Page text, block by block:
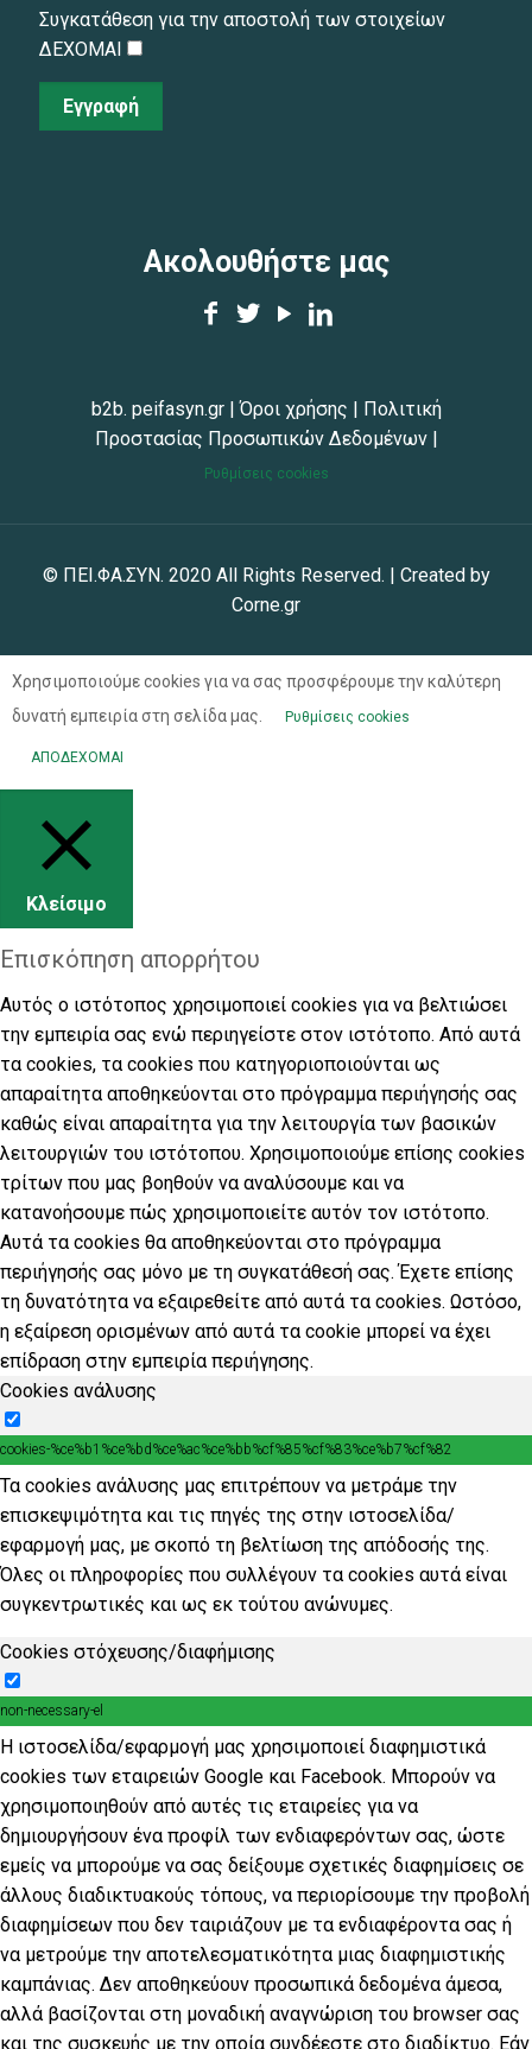
Συγκατάθεση για την αποστολή των στοιχείων
ΔΕΧΟΜΑΙ
Εγγραφή
Ακολουθήστε μας
b2b. peifasyn.gr|Όροι χρήσης | Πολιτική
Προστασίας Προσωπικών Δεδομένων|
Ρυθμίσεις cookies
© ΠΕΙ.ΦΑ.ΣΥΝ. 2020 All Rights Reserved. | Created by
Corne.gr
Χρησιμοποιούμε cookies για να σας προσφέρουμε την καλύτερη
δυνατή εμπειρία στη σελίδα μας.
Ρυθμίσεις cookies
ΑΠΟΔΕΧΟΜΑΙ
Κλείσιμο
Επισκόπηση απορρήτου
Αυτός ο ιστότοπος χρησιμοποιεί cookies για να βελτιώσει
την εμπειρία σας ενώ περιηγείστε στον ιστότοπο. Από αυτά
τα cookies, τα cookies που κατηγοριοποιούνται ως
απαραίτητα αποθηκεύονται στο πρόγραμμα περιήγησής σας
καθώς είναι απαραίτητα για την λειτουργία των βασικών
λειτουργιών του ιστότοπου. Χρησιμοποιούμε επίσης cookies
τρίτων που μας βοηθούν να αναλύσουμε και να
κατανοήσουμε πώς χρησιμοποιείτε αυτόν τον ιστότοπο.
Αυτά τα cookies θα αποθηκεύονται στο πρόγραμμα
περιήγησής σας μόνο με τη συγκατάθεσή σας. Έχετε επίσης
τη δυνατότητα να εξαιρεθείτε από αυτά τα cookies. Ωστόσο,
η εξαίρεση ορισμένων από αυτά τα cookie μπορεί να έχει
επίδραση στην εμπειρία περιήγησης.
Cookies ανάλυσης
cookies-%ce%b1%ce%bd%ce%ac%ce%bb%cf%85%cf%83%ce%b7%cf%82
Τα cookies ανάλυσης μας επιτρέπουν να μετράμε την
επισκεψιμότητα και τις πηγές της στην ιστοσελίδα/
εφαρμογή μας, με σκοπό τη βελτίωση της απόδοσής της.
Όλες οι πληροφορίες που συλλέγουν τα cookies αυτά είναι
συγκεντρωτικές και ως εκ τούτου ανώνυμες.
Cookies στόχευσης/διαφήμισης
non-necessary-el
Η ιστοσελίδα/εφαρμογή μας χρησιμοποιεί διαφημιστικά
cookies των εταιρειών Google και Facebook. Μπορούν να
χρησιμοποιηθούν από αυτές τις εταιρείες για να
δημιουργήσουν ένα προφίλ των ενδιαφερόντων σας, ώστε
εμείς να μπορούμε να σας δείξουμε σχετικές διαφημίσεις σε
άλλους διαδικτυακούς τόπους, να περιορίσουμε την προβολή
διαφημίσεων που δεν ταιριάζουν με τα ενδιαφέροντα σας ή
να μετρούμε την αποτελεσματικότητα μιας διαφημιστικής
καμπάνιας. Δεν αποθηκεύουν προσωπικά δεδομένα άμεσα,
αλλά βασίζονται στη μοναδική αναγνώριση του browser σας
και της συσκευής με την οποία συνδέεστε στο διαδίκτυο. Εάν